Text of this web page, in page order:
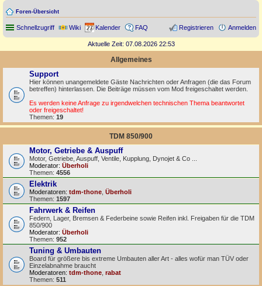
Foren-Übersicht
Schnellzugriff Wiki Kalender FAQ Anmelden
Registrieren
Aktuelle Zeit: 07.08.2026 22:53
Allgemeines
Support
Hier können unangemeldete Gäste Nachrichten oder Anfragen (die das Forum
betreffen) hinterlassen. Die Beiträge müssen vom Mod freigeschaltet werden.
Es werden keine Anfrage zu irgendwelchen technischen Thema beantwortet
oder freigeschaltet!
Themen: 19
TDM 850/900
Motor, Getriebe & Auspuff
Motor, Getriebe, Auspuff, Ventile, Kupplung, Dynojet & Co ...
Moderator: Überholi
Themen: 4556
Elektrik
Moderatoren: tdm-thone Überholi
Themen: 1597
Fahrwerk & Reifen
Federn, Lager, Bremsen & Federbeine sowie Reifen inkl. Freigaben für die TDM
850/900
Moderator: Überholi
Themen: 952
Tuning & Umbauten
Board für größere bis extreme Umbauten aller Art - alles wofür man TÜV oder
Einzelabnahme braucht
Moderatoren: tdm-thone rabat
Themen: 511